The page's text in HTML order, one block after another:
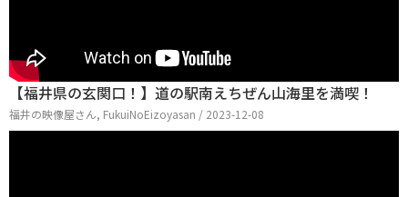
【福井県の玄関口！】道の駅南えちぜん山海里を満喫！
福井の映像屋さん, FukuiNoEizoyasan / 2023-12-08